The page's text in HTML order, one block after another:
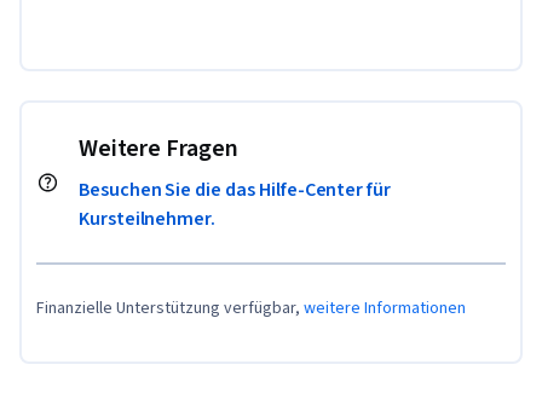
Weitere Fragen
Besuchen Sie die das Hilfe-Center für
Kursteilnehmer.
Finanzielle Unterstützung verfügbar, weitere Informationen